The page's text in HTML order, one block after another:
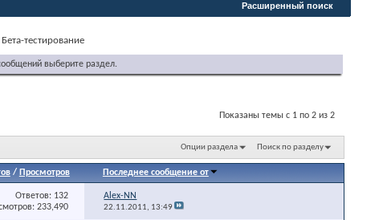
Расширенный поиск
Бета-тестирование
выберите раздел.
Показаны темы с 1 по 2 из 2
Опции раздела Поиск по разделу
/ Просмотров Последнее сообщение от
Ответов: 132
233,490
Alex-NN
22.11.2011, 13:49